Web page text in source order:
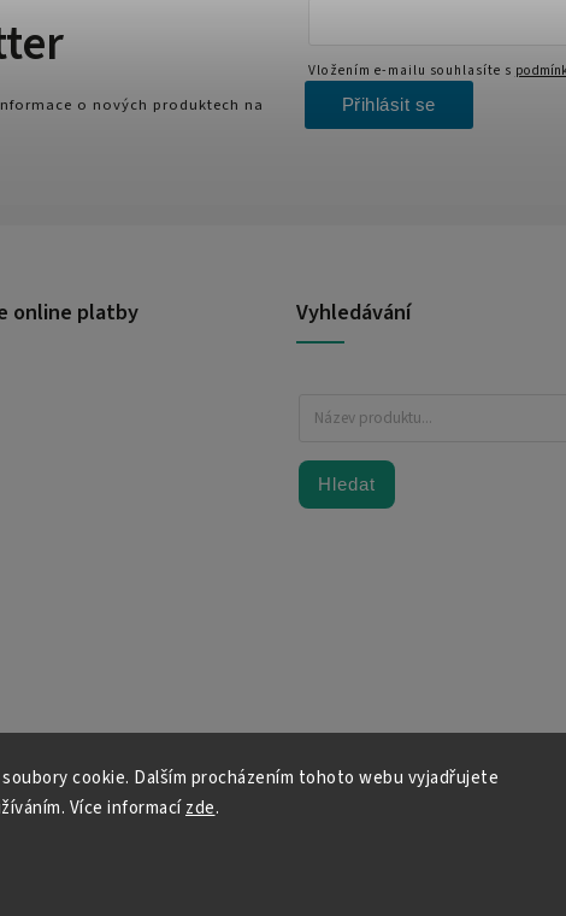
cookie. Dalším procházením tohoto webu vyjadřujete
Více informacízde.
online platby Vyhledávání
Hledat
o nových produktech na
Vložením e-mailu souhlasíte s
Přihlásit se